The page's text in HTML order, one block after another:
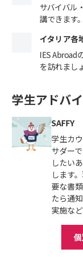
サバイバル
講できます。
イタリア各
IES Abroad
を訪れまし
学生アドバ
SAFFY
学生カ
サダー
したい
します
要な書
たら通
実施な